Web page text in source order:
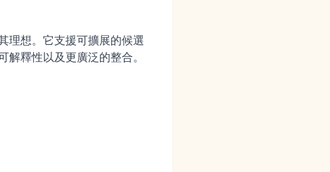
想。它支援可擴展的候選
釋性以及更廣泛的整合。